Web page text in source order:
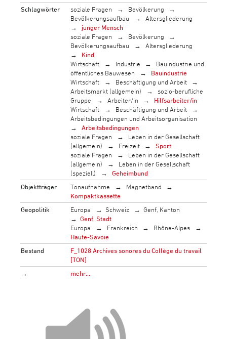
Schlagwörter
soziale Fragen
Bevölkerung
Bevölkerungsaufbau
Altersgliederung
junger Mensch
soziale Fragen
Bevölkerung
Bevölkerungsaufbau
Altersgliederung
Kind
Wirtschaft
Industrie
Bauindustrie und
öffentliches Bauwesen
Bauindustrie
Wirtschaft
Beschäftigung und Arbeit
Arbeitsmarkt (allgemein)
sozio-berufliche
Gruppe
Arbeiter/in
Hilfsarbeiter/in
Wirtschaft
Beschäftigung und Arbeit
Arbeitsbedingungen und Arbeitsorganisation
Arbeitsbedingungen
soziale Fragen
Leben in der Gesellschaft
(allgemein)
Freizeit
Sport
soziale Fragen
Leben in der Gesellschaft
(allgemein)
Leben in der Gesellschaft
(speziell)
Geheimbund
Objektträger
Tonaufnahme
Magnetband
Kompaktkassette
Geopolitik
Europa Schweiz
Genf, Kanton
Genf, Stadt
Europa
Frankreich
Rhône-Alpes
Haute-Savoie
Bestand
F_1028 Archives sonores du Collège du travail
[TON]
→
mehr…